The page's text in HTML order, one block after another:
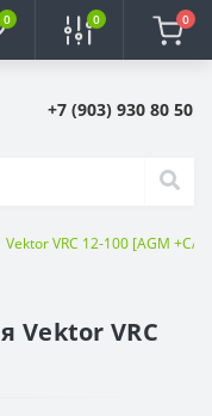
0 0 0
+7 (903) 930 80 50
Vektor VRC 12-100 [AGM
Vektor VRC